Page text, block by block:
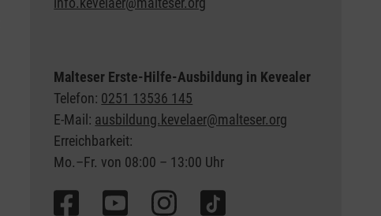
Malteser Erste-Hilfe-Ausbildung in Kevealer
Telefon: 0251 13536 145
E-Mail: ausbildung.kevelaer@malteser.org
Erreichbarkeit:
Mo.–Fr. von 08:00 – 13:00 Uhr